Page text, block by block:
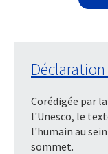
Corédigée par
l'Unesco, le
l'humain au
sommet.